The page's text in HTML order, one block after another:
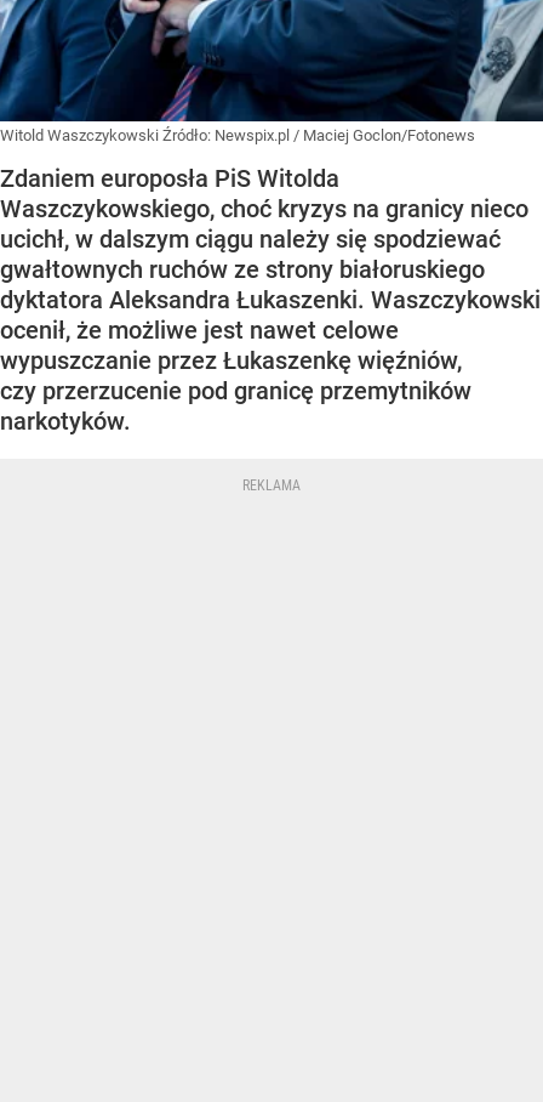
Witold Waszczykowski Źródło: Newspix.pl / Maciej Goclon/Fotonews
Zdaniem europosła PiS Witolda
Waszczykowskiego, choć kryzys na granicy nieco
ucichł, w dalszym ciągu należy się spodziewać
gwałtownych ruchów ze strony białoruskiego
dyktatora Aleksandra Łukaszenki. Waszczykowski
ocenił, że możliwe jest nawet celowe
wypuszczanie przez Łukaszenkę więźniów,
czy przerzucenie pod granicę przemytników
narkotyków.